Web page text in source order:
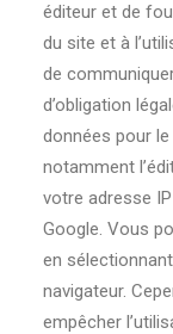
éditeur et de
du site et à
de
d’obligation
données pour
notamment
votre adresse
Google. Vous
en
navigateur.
empêcher